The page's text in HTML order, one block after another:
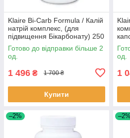
Klaire Bi-Carb Formula / Калій
натрій комплекс, (для
підвищення Бікарбонату) 250
капсул BX249
Готово до відправки більше 2
од.
1 496 ₴ 1 700 ₴
Купити
од.
1
–2% –2%